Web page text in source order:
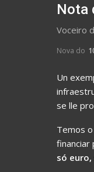
Nota
Voceiro
Nova do
Un
se lle
Temos
financiar
só